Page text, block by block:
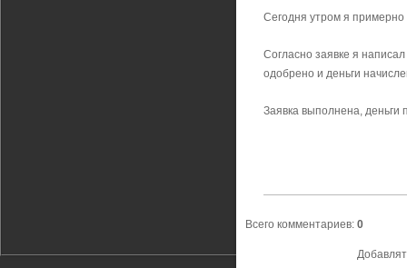
Сегодня утром я примерно
Согласно заявке я
одобрено и деньги
Заявка выполнена,
Всего комментариев: 0